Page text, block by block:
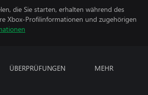
die Sie starten, erhalten während des
Xbox-Profilinformationen und zugehörigen
ÜBERPRÜFUNGEN MEHR